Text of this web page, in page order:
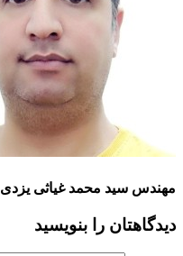
مهندس سید محمد غیاثی یزدی
دیدگاهتان را بنویسید